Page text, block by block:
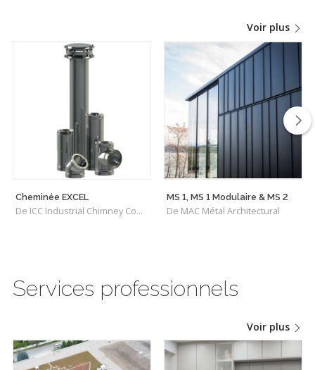
Voir plus
Cheminée EXCEL
De ICC Industrial Chimney Company Inc.
MS 1, MS 1 Modulaire & MS 2
De MAC Métal Architectural
Services professionnels
Voir plus